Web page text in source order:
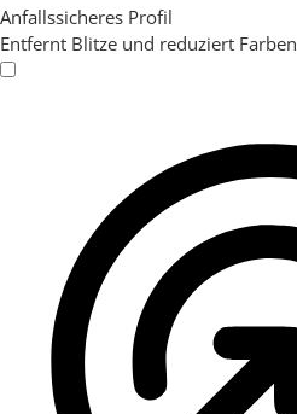
Anfallssicheres Profil
Entfernt Blitze und reduziert Farben